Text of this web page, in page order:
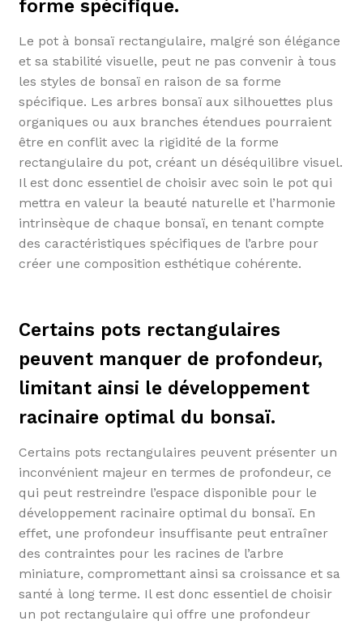
forme spécifique.
Le pot à bonsaï rectangulaire, malgré son élégance
et sa stabilité visuelle, peut ne pas convenir à tous
les styles de bonsaï en raison de sa forme
spécifique. Les arbres bonsaï aux silhouettes plus
organiques ou aux branches étendues pourraient
être en conflit avec la rigidité de la forme
rectangulaire du pot, créant un déséquilibre visuel.
Il est donc essentiel de choisir avec soin le pot qui
mettra en valeur la beauté naturelle et l’harmonie
intrinsèque de chaque bonsaï, en tenant compte
des caractéristiques spécifiques de l’arbre pour
créer une composition esthétique cohérente.
Certains pots rectangulaires
peuvent manquer de profondeur,
limitant ainsi le développement
racinaire optimal du bonsaï.
Certains pots rectangulaires peuvent présenter un
inconvénient majeur en termes de profondeur, ce
qui peut restreindre l’espace disponible pour le
développement racinaire optimal du bonsaï. En
effet, une profondeur insuffisante peut entraîner
des contraintes pour les racines de l’arbre
miniature, compromettant ainsi sa croissance et sa
santé à long terme. Il est donc essentiel de choisir
un pot rectangulaire qui offre une profondeur